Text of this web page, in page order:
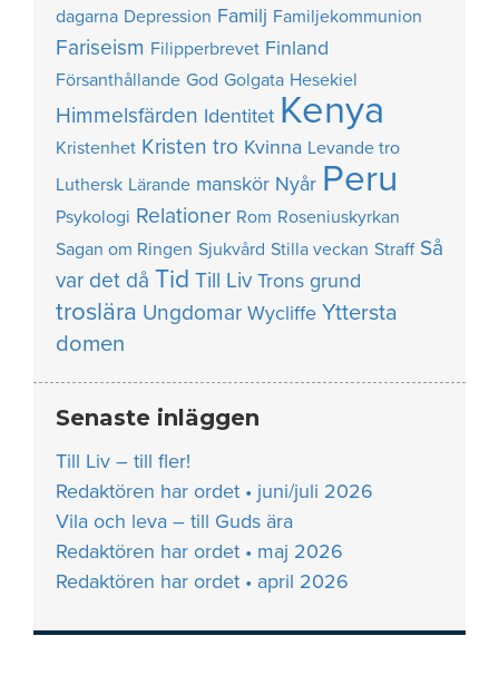
dagarna Depression Familj Familjekommunion
Fariseism Filipperbrevet Finland
Försanthållande God Golgata Hesekiel
Himmelsfärden Identitet Kenya
Kristenhet Kristen tro Kvinna Levande tro
Luthersk Lärande manskör Nyår Peru
Psykologi Relationer Rom Roseniuskyrkan
Sagan om Ringen Sjukvård Stilla veckan Straff Så
var det då Tid Till Liv Trons grund
troslära Ungdomar Wycliffe Yttersta
domen
Senaste inläggen
Till Liv – till fler!
Redaktören har ordet • juni/juli 2026
Vila och leva – till Guds ära
Redaktören har ordet • maj 2026
Redaktören har ordet • april 2026